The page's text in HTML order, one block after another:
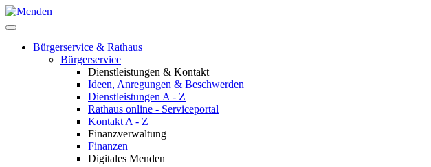
Bürgerservice & Rathaus
Bürgerservice
Dienstleistungen & Kontakt
Ideen, Anregungen & Beschwerden
Dienstleistungen A - Z
Rathaus online - Serviceportal
Kontakt A - Z
Finanzverwaltung
Finanzen
Digitales Menden